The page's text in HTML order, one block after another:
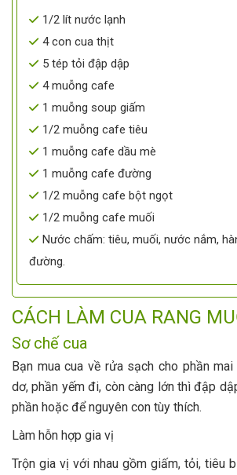
1/2 lít nước lạnh
4 con cua thịt
5 tép tỏi đập dập
4 muỗng cafe
1 muỗng soup giấm
1/2 muỗng cafe tiêu
1 muỗng cafe dầu mè
1 muỗng cafe đường
1/2 muỗng cafe bột ngọt
1/2 muỗng cafe muối
Nước chấm: tiêu, muối, nước nắm,
đường.
CÁCH LÀM CUA RANG
Sơ chế cua
Bạn mua cua về rửa sạch cho phần
dơ, phần yếm đi, còn càng lớn thì đập
phần hoặc để nguyên con tùy thích.
Làm hỗn hợp gia vị
Trộn gia vị với nhau gồm giấm, tỏi, tiêu